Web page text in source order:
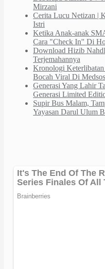
Mirzani
Cerita Lucu Netizan |
Istri
Ketika Anak-anak
Cara "Check In" Di
Download Hizib
Terjemahannya
Kronologi
Bocah Viral Di Medsos
Generasi Yang Lahir
Generasi Limited
Supir Bus Malam,
Yayasan Darul Ulum